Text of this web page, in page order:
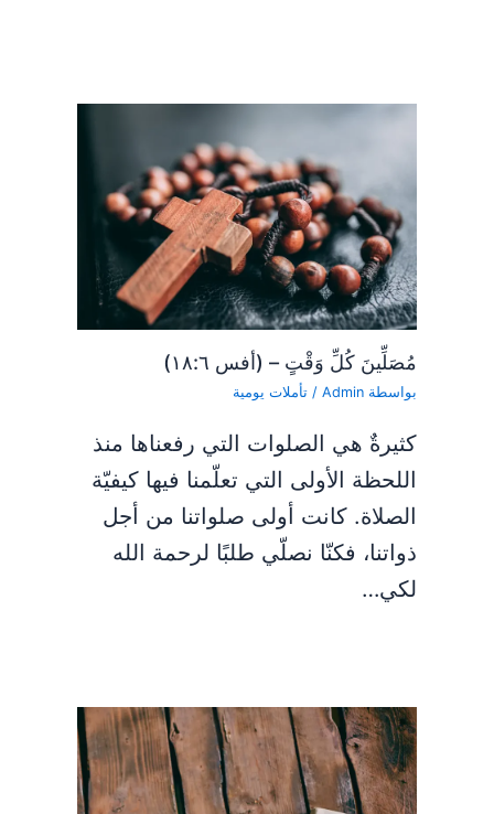
مُصَلِّينَ كُلِّ وَقْتٍ – (أفس ١٨:٦)
بواسطة Admin
/تأملات يومية
كثيرةٌ هي الصلوات التي رفعناها منذ
اللحظة الأولى التي تعلّمنا فيها كيفيّة
الصلاة. كانت أولى صلواتنا من أجل
ذواتنا، فكنّا نصلّي طلبًا لرحمة الله
لكي…